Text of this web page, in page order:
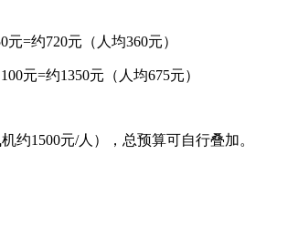
=约720元（人均360元）
元=约1350元（人均675元）
约1500元/人），总预算可自行叠加。